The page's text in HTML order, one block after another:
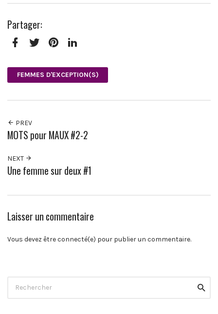
Partager:
FEMMES D'EXCEPTION(S)
PREV
MOTS pour MAUX #2-2
NEXT
Une femme sur deux #1
Laisser un commentaire
Vous devez être connecté(e) pour publier un commentaire.
for: